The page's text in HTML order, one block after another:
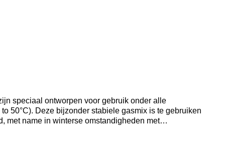
speciaal ontworpen voor gebruik onder alle
50°C). Deze bijzonder stabiele gasmix is te gebruiken
met name in winterse omstandigheden met
Deze gaspatronen hebben een lange levensduur, tot
Standaard heeft de PC1307 een regelklepje en